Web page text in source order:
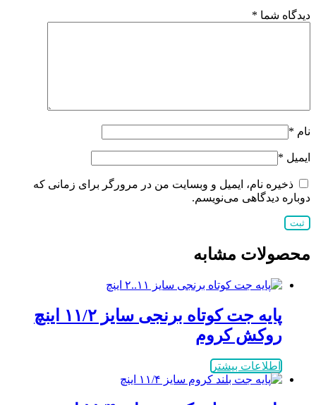
دیدگاه شما *
نام *
ایمیل *
ذخیره نام، ایمیل و وبسایت من در مرورگر برای زمانی که
دوباره دیدگاهی می‌نویسم.
محصولات مشابه
پایه جت کوتاه برنجی سایز ۱۱/۲ اینچ
روکش کروم
اطلاعات بیشتر